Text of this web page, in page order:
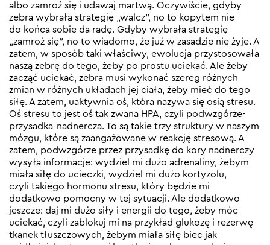
albo zamroź się i udawaj martwą. Oczywiście, gdyby
zebra wybrała strategię „walcz”, no to kopytem nie
do końca sobie da radę. Gdyby wybrała strategię
„zamroź się”, no to wiadomo, że już w zasadzie nie żyje. A
zatem, w sposób taki właściwy, ewolucja przystosowała
naszą zebrę do tego, żeby po prostu uciekać. Ale żeby
zacząć uciekać, zebra musi wykonać szereg różnych
zmian w różnych układach jej ciała, żeby mieć do tego
siłę. A zatem, uaktywnia oś, która nazywa się osią stresu.
Oś stresu to jest oś tak zwana HPA, czyli podwzgórze-
przysadka-nadnercza. To są takie trzy struktury w naszym
mózgu, które są zaangażowane w reakcję stresową. A
zatem, podwzgórze przez przysadkę do kory nadnerczy
wysyła informacje: wydziel mi dużo adrenaliny, żebym
miała siłę do ucieczki, wydziel mi dużo kortyzolu,
czyli takiego hormonu stresu, który będzie mi
dodatkowo pomocny w tej sytuacji. Ale dodatkowo
jeszcze: daj mi dużo siły i energii do tego, żeby móc
uciekać, czyli zablokuj mi na przykład glukozę i rezerwę
tkanek tłuszczowych, żebym miała siłę biec jak